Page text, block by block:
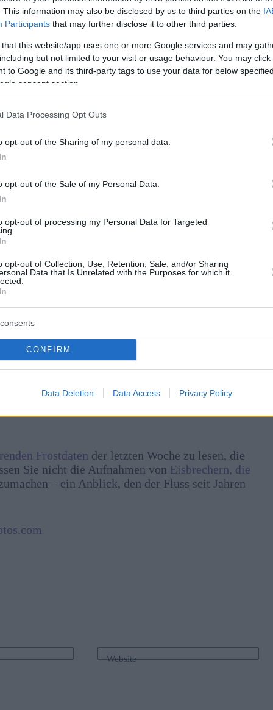
This information may also be disclosed by us to third parties on the
Participants that may further disclose it to other third parties.
that this website/app uses one or more Google services and may
but not limited to your visit or usage behaviour. You may
to Google and its third-party tags to use your data for below
consent section.
Data Processing Opt Outs
opt-out of the Sharing of my personal data.
opt-out of the Sale of my Personal Data.
opt-out of processing my Personal Data for Targeted
opt-out of Collection, Use, Retention, Sale, and/or Sharing
Data that Is Unrelated with the Purposes for which it
CONFIRM
Data Deletion Data Access Privacy Policy
letzte Woche. Foto: MTI
im Januar gelte für Haushalte, die mit Gas,
für Bedürftige, die mit Holzöfen heizen,
kalte Wetter andauere.
Ein durchschnittlicher Haushalt zahlt 250.000
Höhe von 650.000 Forint pro Jahr in der Slowakei,
1 Million in Tschechien, sagte er.
Unterstützung für die
Frostdaten der letzten Woche zu lesen, die
Sie nicht die Aufnahmen von Eisbrechern, die
– ein Anblick, den der Fluss seit Jahren
Website